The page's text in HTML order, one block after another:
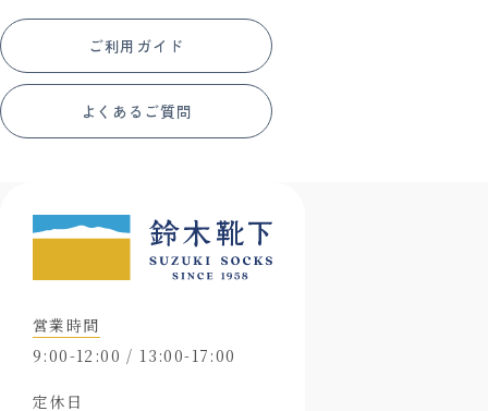
ご利用ガイド
よくあるご質問
営業時間
9:00-12:00 / 13:00-17:00
定休日